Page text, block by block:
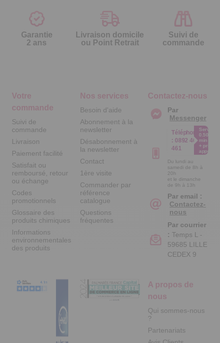
Garantie
2 ans
Livraison domicile
ou Point Retrait
Suivi de
commande
Votre
commande
Suivi de
commande
Livraison
Paiement facilité
Satisfait ou
remboursé, retour
ou échange
Codes
promotionnels
Glossaire des
produits chimiques
Informations
environnementales
des produits
Nos services
Besoin d'aide
Abonnement à la
newsletter
Désabonnement à
la newsletter
Contact
1ère visite
Commander par
référence
catalogue
Questions
fréquentes
A propos de
nous
Qui sommes-nous
?
Partenariats
Contactez-nous
Par
Messenger
Téléphone
: 0892 461
461
Service
0.50€ /
min
+ prix
appel
Du lundi au
samedi de 8h à
20h
et le dimanche
de 9h à 13h
Par email :
Contactez-
nous
Par courrier
: Temps L -
59685 LILLE
CEDEX 9